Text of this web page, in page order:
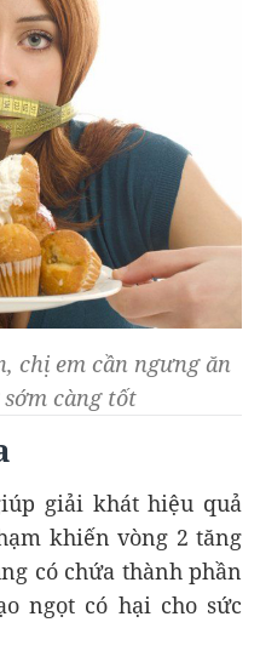
chị em cần ngưng ăn
càng tốt
giải khát hiệu quả
khiến vòng 2 tăng
có chứa thành phần
ngọt có hại cho sức